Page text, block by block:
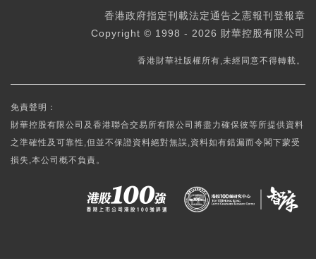
香港政府指定刊載法定通告之憲報刊登報章
Copyright © 1998 - 2026 財華控股有限公司
香港財華社版權所有,未經同意不得轉載。
免責聲明：
財華控股有限公司及香港聯合交易所有限公司將盡力確保彼等所提供資料
之準確性及可靠性,但並不保證資料絕對無誤,資料如有錯漏而令閣下蒙受
損失,本公司概不負責。